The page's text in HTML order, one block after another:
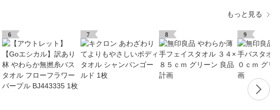
もっと見る
6 7 8 9